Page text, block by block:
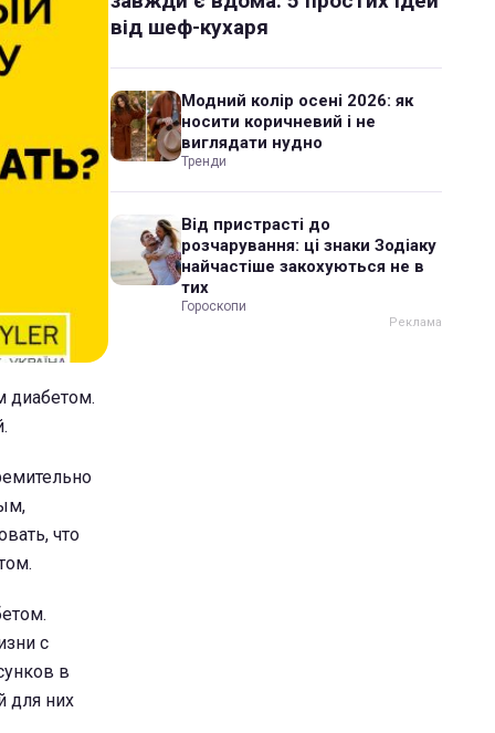
диабетом.
что
с
в
для них
від шеф-кухаря
Модний колір осені 2026: як
носити коричневий і не
виглядати нудно
Тренди
Від пристрасті до
розчарування: ці знаки Зодіаку
найчастіше закохуються не в
тих
Гороскопи